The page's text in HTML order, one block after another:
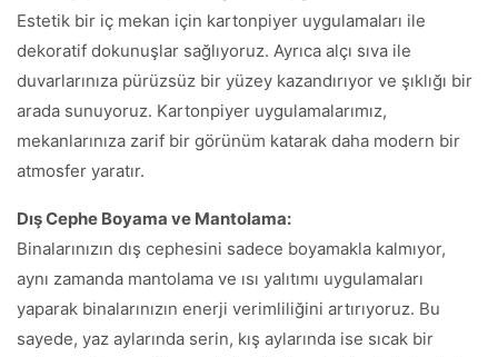
Estetik bir iç mekan için kartonpiyer uygulamaları ile
dekoratif dokunuşlar sağlıyoruz. Ayrıca alçı sıva ile
duvarlarınıza pürüzsüz bir yüzey kazandırıyor ve şıklığı bir
arada sunuyoruz. Kartonpiyer uygulamalarımız,
mekanlarınıza zarif bir görünüm katarak daha modern bir
atmosfer yaratır.
Dış Cephe Boyama ve Mantolama:
Binalarınızın dış cephesini sadece boyamakla kalmıyor,
aynı zamanda mantolama ve ısı yalıtımı uygulamaları
yaparak binalarınızın enerji verimliliğini artırıyoruz. Bu
sayede, yaz aylarında serin, kış aylarında ise sıcak bir